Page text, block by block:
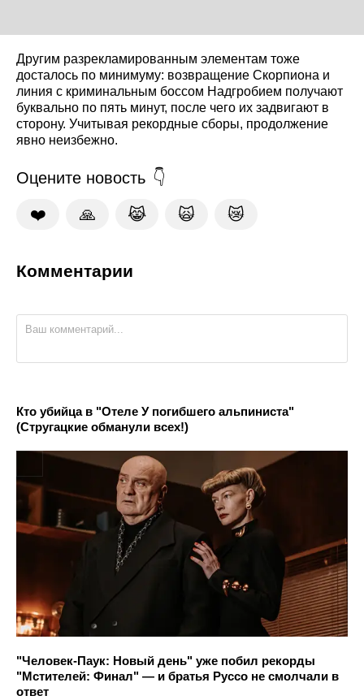
Другим разрекламированным элементам тоже
досталось по минимуму: возвращение Скорпиона и
линия с криминальным боссом Надгробием получают
буквально по пять минут, после чего их задвигают в
сторону. Учитывая рекордные сборы, продолжение
явно неизбежно.
Оцените новость
❤️ 🙏 😹 🙀 😿
Комментарии
Кто убийца в "Отеле У погибшего альпиниста"
(Стругацкие обманули всех!)
"Человек-Паук: Новый день" уже побил рекорды
"Мстителей: Финал" — и братья Руссо не смолчали в
ответ